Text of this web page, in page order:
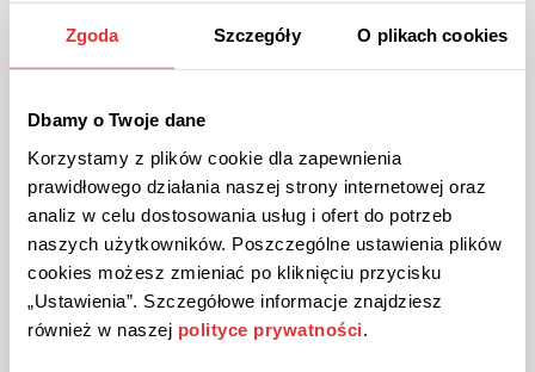
Zgoda Szczegóły O plikach cookies
Dbamy o Twoje dane
Korzystamy z plików cookie dla zapewnienia
prawidłowego działania naszej strony internetowej oraz
analiz w celu dostosowania usług i ofert do potrzeb
naszych użytkowników. Poszczególne ustawienia plików
cookies możesz zmieniać po kliknięciu przycisku
„Ustawienia”. Szczegółowe informacje znajdziesz
również w naszej polityce prywatności
„Elektronika”, zaś jeśli potrzebujemy
czegoś na specjalną okazję, to zauważymy,
są właśnie dla nas.
Wybieraj kupony według potrzeb
Przed zamówieniem jedzenia z dowozem
warto zajrzeć do zakładki „Jedzenie”, z
kolei mając ochotę na fajne spędzenie
czasu, to inspirację można znaleźć w
kategorii „Rozrywka” lub „Podróże”. Ale to